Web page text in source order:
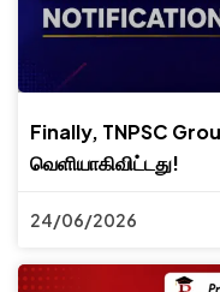
Finally, TNPSC
வெளியாகிவிட்டது!
24/06/2026